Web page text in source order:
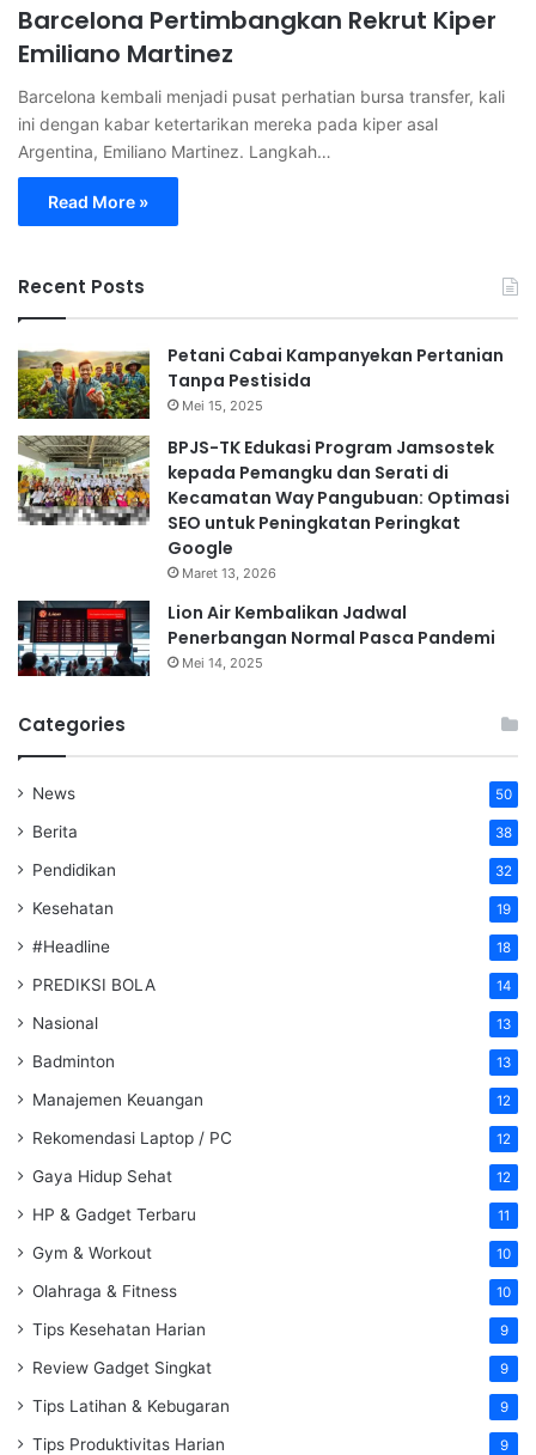
Barcelona Pertimbangkan Rekrut Kiper
Emiliano Martinez
Barcelona kembali menjadi pusat perhatian bursa transfer, kali
ini dengan kabar ketertarikan mereka pada kiper asal
Argentina, Emiliano Martinez. Langkah…
Read More »
Recent Posts
Petani Cabai Kampanyekan Pertanian
Tanpa Pestisida
Mei 15, 2025
BPJS-TK Edukasi Program Jamsostek
kepada Pemangku dan Serati di
Kecamatan Way Pangubuan: Optimasi
SEO untuk Peningkatan Peringkat
Google
Maret 13, 2026
Lion Air Kembalikan Jadwal
Penerbangan Normal Pasca Pandemi
Mei 14, 2025
Categories
News 50
Berita 38
Pendidikan 32
Kesehatan 19
#Headline 18
PREDIKSI BOLA 14
Nasional 13
Badminton 13
Manajemen Keuangan 12
Rekomendasi Laptop / PC 12
Gaya Hidup Sehat 12
HP & Gadget Terbaru 11
Gym & Workout 10
Olahraga & Fitness 10
Tips Kesehatan Harian 9
Review Gadget Singkat 9
Tips Latihan & Kebugaran 9
Tips Produktivitas Harian 9